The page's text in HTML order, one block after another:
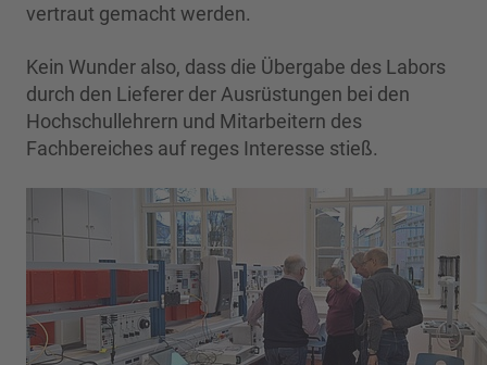
vertraut gemacht werden.
Kein Wunder also, dass die Übergabe des Labors
durch den Lieferer der Ausrüstungen bei den
Hochschullehrern und Mitarbeitern des
Fachbereiches auf reges Interesse stieß.